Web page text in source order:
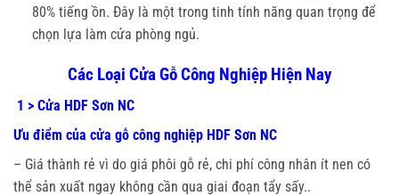
80% tiếng ồn. Đây là một trong tinh tính năng quan trọng để
chọn lựa làm cửa phòng ngủ.
Các Loại Cửa Gỗ Công Nghiệp Hiện Nay
1 > Cửa HDF Sơn NC
Ưu điểm của cửa gỗ công nghiệp HDF Sơn NC
– Giá thành rẻ vì do giá phôi gỗ rẻ, chi phí công nhân ít nen có
thể sản xuất ngay không cần qua giai đoạn tẩy sấy..